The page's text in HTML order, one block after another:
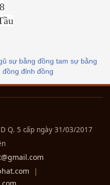
sự bằng đồng tam sự bằng
đồng đỉnh đồng
Q. 5 cấp ngày 31/03/2017
|